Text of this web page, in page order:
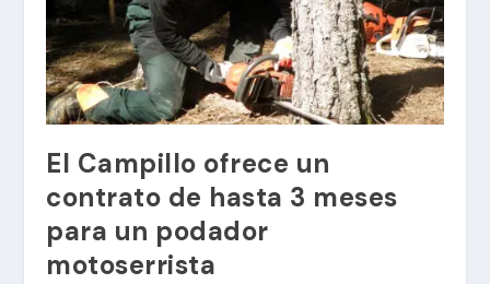
El Campillo ofrece un
contrato de hasta 3 meses
para un podador
motoserrista